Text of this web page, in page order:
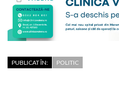
PUBLICAT ÎN: POLITIC